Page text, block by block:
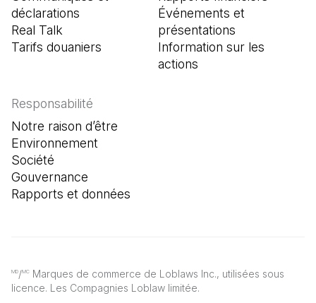
MD/MC Marques de commerce de Loblaws Inc., utilisées sous
licence. Les Compagnies Loblaw limitée.
déclarations
Real Talk
Tarifs douaniers
Événements et
présentations
Information sur les
actions
Responsabilité
Notre raison d’être
Environnement
Société
Gouvernance
Rapports et données